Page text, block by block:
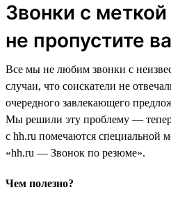
Звонки с
не пропустите
Все мы не любим звонки с
случаи, что соискатели не
очередного завлекающего
Мы решили эту проблему —
с hh.ru помечаются специальной
«hh.ru — Звонок по резюме».
Чем полезно?